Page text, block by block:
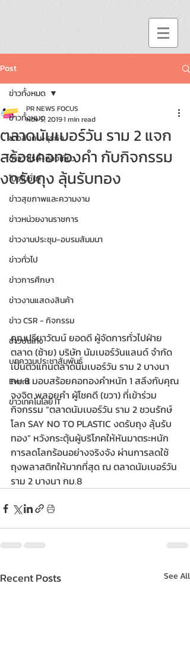
Post
ข่าวทั้งหมด
ข่าวสังคม-ธุรกิจ
ข่าววาไรตี้-ท่องเที่ยว
โปรโมชั่น!!
ข่าวสุขภาพและความงาม
ข่าวหน่วยงานราชการ
ข่าวงานประชุม-อบรมสัมมนา
ข่าวทั่วไป
ข่าวการศึกษา
ข่าวงานแสดงสินค้า
ข่าว CSR - กิจกรรม
ข่าวบันเทิง
บทความประชาสัมพันธ์
Event
ข่าวเทคโนโลยี IT
ข่าวทั้งหมด
ตลาดนัมเบอร์วัน ราม 2 แจก
สร้อยคอทองคำ กับกิจกรรม
งดรับถุง ลุ้นรับทอง
PR NEWS FOCUS
Nov 5, 20191 min read
คุณปรียาวัฒน์ ยอดดี ผู้จัดการทั่วไปฝ่าย
ตลาด (ซ้าย) บริษัท นัมเบอร์วันแลนด์ จำกัด
เป็นตัวแทนตลาดนัมเบอร์วัน ราม 2 บางนา
กม.8 มอบสร้อยคอทองคำหนัก 1 สลึงกับคุณ
จงจิต พลอยคำ ผู้โชคดี (ขวา) ที่เข้าร่วม
กิจกรรม “ตลาดนัมเบอร์วัน ราม 2 ชวนรักษ์
โลก SAY NO TO PLASTIC งดรับถุง ลุ้นรับ
ทอง” หวังกระตุ้นผู้บริโภคให้หันมาตระหนัก
การลดโลกร้อนอย่างจริงจัง ผ่านการลดใช้
ถุงพลาสติกให้มากที่สุด ณ ตลาดนัมเบอร์วัน
ราม 2 บางนา กม.8
Recent Posts See All